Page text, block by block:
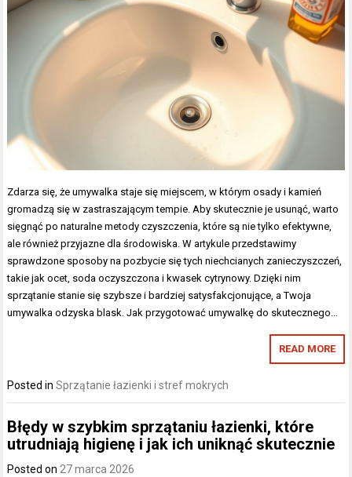
Zdarza się, że umywalka staje się miejscem, w którym osady i kamień
gromadzą się w zastraszającym tempie. Aby skutecznie je usunąć, warto
sięgnąć po naturalne metody czyszczenia, które są nie tylko efektywne,
ale również przyjazne dla środowiska. W artykule przedstawimy
sprawdzone sposoby na pozbycie się tych niechcianych zanieczyszczeń,
takie jak ocet, soda oczyszczona i kwasek cytrynowy. Dzięki nim
sprzątanie stanie się szybsze i bardziej satysfakcjonujące, a Twoja
umywalka odzyska blask. Jak przygotować umywalkę do skutecznego…
READ MORE
Posted inSprzątanie łazienki i stref mokrych
Błędy w szybkim sprzątaniu łazienki, które
utrudniają higienę i jak ich uniknąć skutecznie
Posted on 27 marca 2026